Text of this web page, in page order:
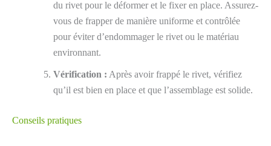
du rivet pour le déformer et le fixer en place. Assurez-
vous de frapper de manière uniforme et contrôlée
pour éviter d’endommager le rivet ou le matériau
environnant.
Vérification : Après avoir frappé le rivet, vérifiez
qu’il est bien en place et que l’assemblage est solide.
Conseils pratiques